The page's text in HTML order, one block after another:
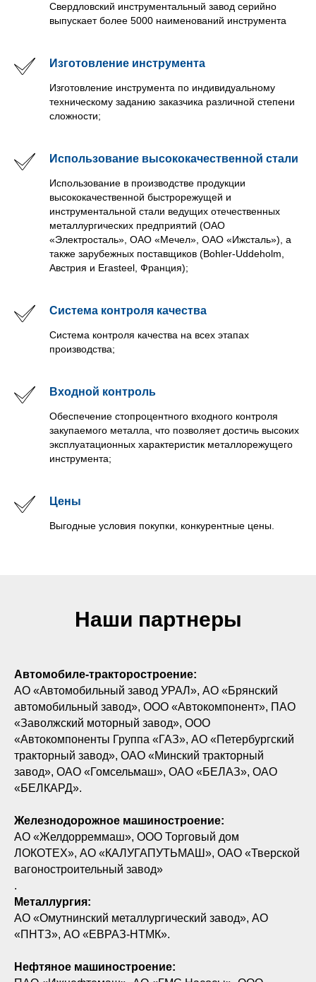
Свердловский инструментальный завод серийно
выпускает более 5000 наименований инструмента
Изготовление инструмента
Изготовление инструмента по индивидуальному
техническому заданию заказчика различной степени
сложности;
Использование высококачественной стали
Использование в производстве продукции
высококачественной быстрорежущей и
инструментальной стали ведущих отечественных
металлургических предприятий (ОАО
«Электросталь», ОАО «Мечел», ОАО «Ижсталь»), а
также зарубежных поставщиков (Bоhler-Uddeholm,
Австрия и Erasteel, Франция);
Система контроля качества
Система контроля качества на всех этапах
производства;
Входной контроль
Обеспечение стопроцентного входного контроля
закупаемого металла, что позволяет достичь высоких
эксплуатационных характеристик металлорежущего
инструмента;
Цены
Выгодные условия покупки, конкурентные цены.
Наши партнеры
Автомобиле-тракторостроение:
АО «Автомобильный завод УРАЛ», АО «Брянский
автомобильный завод», ООО «Автокомпонент», ПАО
«Заволжский моторный завод», ООО
«Автокомпоненты Группа «ГАЗ», АО «Петербургский
тракторный завод», ОАО «Минский тракторный
завод», ОАО «Гомсельмаш», ОАО «БЕЛАЗ», ОАО
«БЕЛКАРД».
Железнодорожное машиностроение:
АО «Желдорреммаш», ООО Торговый дом
ЛОКОТЕХ», АО «КАЛУГАПУТЬМАШ», ОАО «Тверской
вагоностроительный завод»
.
Металлургия:
АО «Омутнинский металлургический завод», АО
«ПНТЗ», АО «ЕВРАЗ-НТМК».
Нефтяное машиностроение: